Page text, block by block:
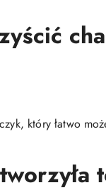
który łatwo